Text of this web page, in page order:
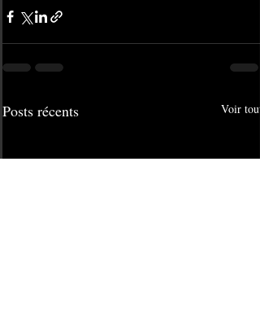
Posts récents Voir tout